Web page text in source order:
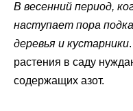
В весенний период,
наступает пора
деревья и кустарники
растения в саду
содержащих азот.